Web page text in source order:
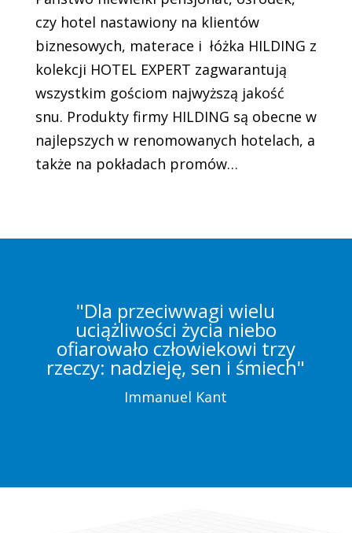
czy hotel nastawiony na klientów
biznesowych, materace i łóżka HILDING z
kolekcji HOTEL EXPERT zagwarantują
wszystkim gościom najwyższą jakość
snu. Produkty firmy HILDING są obecne w
najlepszych w renomowanych hotelach, a
także na pokładach promów…
"Dla przeciwwagi wielu
uciążliwości życia niebo
ofiarowało człowiekowi trzy
rzeczy: nadzieję, sen i śmiech"
Immanuel Kant